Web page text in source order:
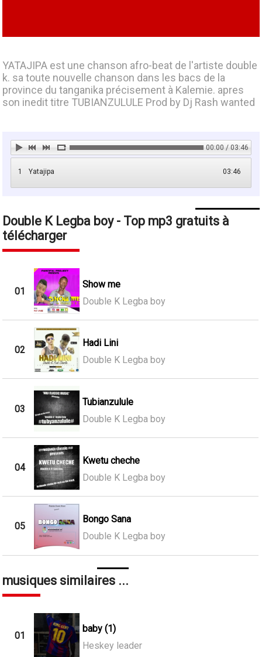
YATAJIPA est une chanson afro-beat de l'artiste double
k. sa toute nouvelle chanson dans les bacs de la
province du tanganika précisement à Kalemie. apres
son inedit titre TUBIANZULULE Prod by Dj Rash wanted
00:00 / 03:46
1 03:46
Yatajipa
Double K Legba boy - Top mp3 gratuits à
télécharger
01
Show me
Double K Legba boy
02
Hadi Lini
Double K Legba boy
03
Tubianzulule
Double K Legba boy
04
Kwetu cheche
Double K Legba boy
05
Bongo Sana
Double K Legba boy
musiques similaires ...
01
baby (1)
Heskey leader